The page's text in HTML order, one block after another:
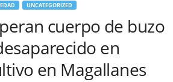
UNCATEGORIZED
cuerpo de buzo
en
en Magallanes